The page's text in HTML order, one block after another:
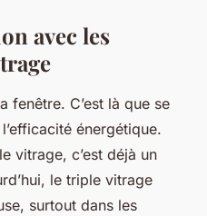
avec les
fenêtre. C’est là que se
énergétique.
vitrage, c’est déjà un
le triple vitrage
surtout dans les